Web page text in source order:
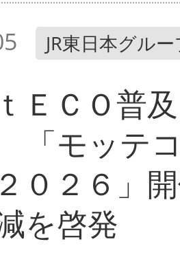
JR東日本グル
ＥＣＯ普
「モッテ
０２６」
を啓発